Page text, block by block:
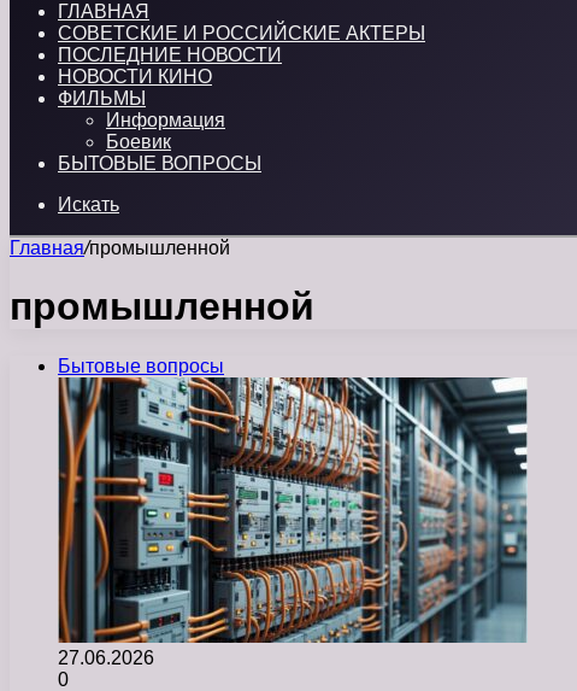
ГЛАВНАЯ
СОВЕТСКИЕ И РОССИЙСКИЕ АКТЕРЫ
ПОСЛЕДНИЕ НОВОСТИ
НОВОСТИ КИНО
ФИЛЬМЫ
Информация
Боевик
БЫТОВЫЕ ВОПРОСЫ
Искать
Главная/промышленной
промышленной
Бытовые вопросы
27.06.2026
0